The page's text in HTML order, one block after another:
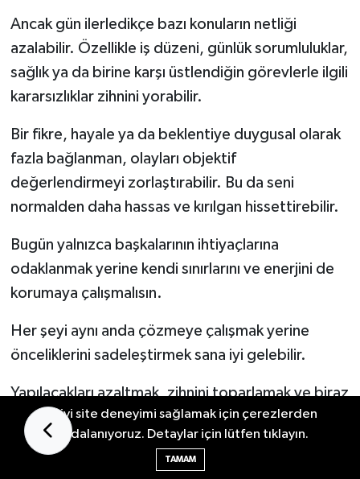
Ancak gün ilerledikçe bazı konuların netliği
azalabilir. Özellikle iş düzeni, günlük sorumluluklar,
sağlık ya da birine karşı üstlendiğin görevlerle ilgili
kararsızlıklar zihnini yorabilir.
Bir fikre, hayale ya da beklentiye duygusal olarak
fazla bağlanman, olayları objektif
değerlendirmeyi zorlaştırabilir. Bu da seni
normalden daha hassas ve kırılgan hissettirebilir.
Bugün yalnızca başkalarının ihtiyaçlarına
odaklanmak yerine kendi sınırlarını ve enerjini de
korumaya çalışmalısın.
Her şeyi aynı anda çözmeye çalışmak yerine
önceliklerini sadeleştirmek sana iyi gelebilir.
Yapılacakları azaltmak, zihnini toparlamak ve biraz
yavaşlamak ruh halini dengelemen açısından
oldukça faydalı olabilir.
En iyi site deneyimi sağlamak için çerezlerden
faydalanıyoruz. Detaylar için lütfen tıklayın.
TAMAM